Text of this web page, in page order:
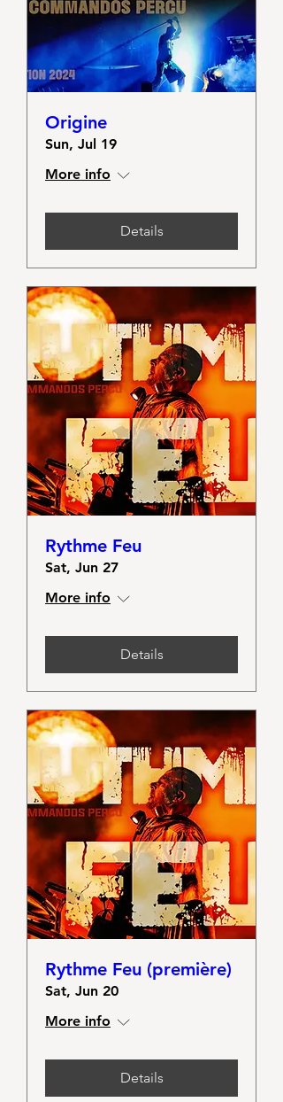
Origine
Sun, Jul 19
More info
Details
Rythme Feu
Sat, Jun 27
More info
Details
Rythme Feu (première)
Sat, Jun 20
More info
Details